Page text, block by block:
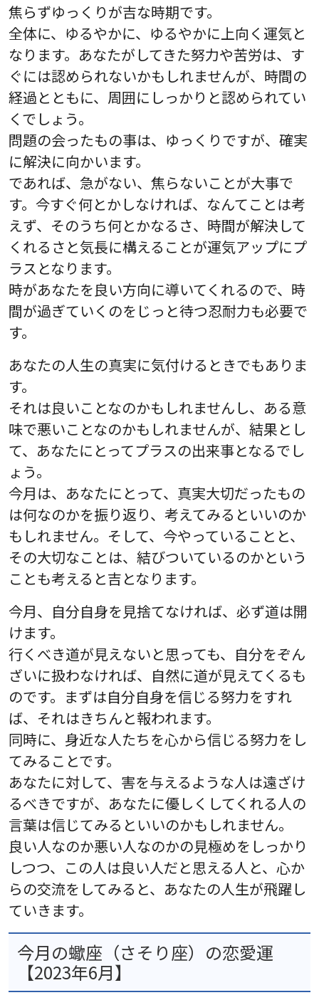
焦らずゆっくりが吉な時期です。
全体に、ゆるやかに、ゆるやかに上向く運気と
なります。あなたがしてきた努力や苦労は、す
ぐには認められないかもしれませんが、時間の
経過とともに、周囲にしっかりと認められてい
くでしょう。
問題の会ったもの事は、ゆっくりですが、確実
に解決に向かいます。
であれば、急がない、焦らないことが大事で
す。今すぐ何とかしなければ、なんてことは考
えず、そのうち何とかなるさ、時間が解決して
くれるさと気長に構えることが運気アップにプ
ラスとなります。
時があなたを良い方向に導いてくれるので、時
間が過ぎていくのをじっと待つ忍耐力も必要で
す。
あなたの人生の真実に気付けるときでもありま
す。
それは良いことなのかもしれませんし、ある意
味で悪いことなのかもしれませんが、結果とし
て、あなたにとってプラスの出来事となるでし
ょう。
今月は、あなたにとって、真実大切だったもの
は何なのかを振り返り、考えてみるといいのか
もしれません。そして、今やっていることと、
その大切なことは、結びついているのかという
ことも考えると吉となります。
今月、自分自身を見捨てなければ、必ず道は開
けます。
行くべき道が見えないと思っても、自分をぞん
ざいに扱わなければ、自然に道が見えてくるも
のです。まずは自分自身を信じる努力をすれ
ば、それはきちんと報われます。
同時に、身近な人たちを心から信じる努力をし
てみることです。
あなたに対して、害を与えるような人は遠ざけ
るべきですが、あなたに優しくしてくれる人の
言葉は信じてみるといいのかもしれません。
良い人なのか悪い人なのかの見極めをしっかり
しつつ、この人は良い人だと思える人と、心か
らの交流をしてみると、あなたの人生が飛躍し
ていきます。
今月の蠍座（さそり座）の恋愛運
【2023年6月】